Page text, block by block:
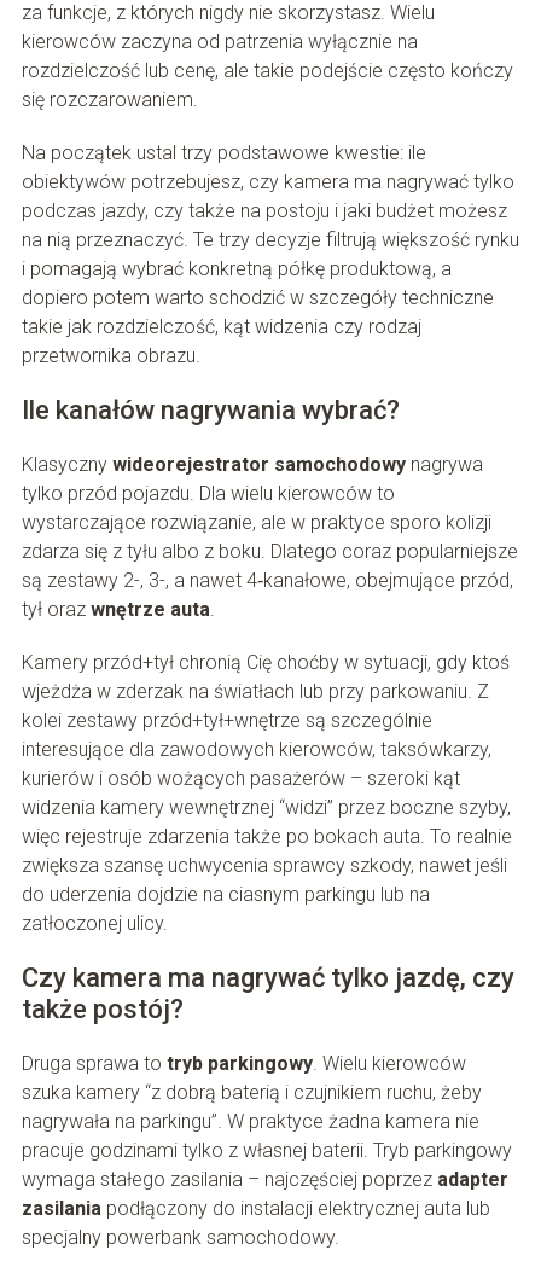
za funkcje, z których nigdy nie skorzystasz. Wielu
kierowców zaczyna od patrzenia wyłącznie na
rozdzielczość lub cenę, ale takie podejście często kończy
się rozczarowaniem.
Na początek ustal trzy podstawowe kwestie: ile
obiektywów potrzebujesz, czy kamera ma nagrywać tylko
podczas jazdy, czy także na postoju i jaki budżet możesz
na nią przeznaczyć. Te trzy decyzje filtrują większość rynku
i pomagają wybrać konkretną półkę produktową, a
dopiero potem warto schodzić w szczegóły techniczne
takie jak rozdzielczość, kąt widzenia czy rodzaj
przetwornika obrazu.
Ile kanałów nagrywania wybrać?
Klasyczny wideorejestrator samochodowynagrywa
tylko przód pojazdu. Dla wielu kierowców to
wystarczające rozwiązanie, ale w praktyce sporo kolizji
zdarza się z tyłu albo z boku. Dlatego coraz popularniejsze
są zestawy 2-, 3-, a nawet 4‑kanałowe, obejmujące przód,
tył oraz wnętrze auta.
Kamery przód+tył chronią Cię choćby w sytuacji, gdy ktoś
wjeżdża w zderzak na światłach lub przy parkowaniu. Z
kolei zestawy przód+tył+wnętrze są szczególnie
interesujące dla zawodowych kierowców, taksówkarzy,
kurierów i osób wożących pasażerów – szeroki kąt
widzenia kamery wewnętrznej “widzi” przez boczne szyby,
więc rejestruje zdarzenia także po bokach auta. To realnie
zwiększa szansę uchwycenia sprawcy szkody, nawet jeśli
do uderzenia dojdzie na ciasnym parkingu lub na
zatłoczonej ulicy.
Czy kamera ma nagrywać tylko jazdę, czy
także postój?
Druga sprawa to tryb parkingowy. Wielu kierowców
szuka kamery “z dobrą baterią i czujnikiem ruchu, żeby
nagrywała na parkingu”. W praktyce żadna kamera nie
pracuje godzinami tylko z własnej baterii. Tryb parkingowy
wymaga stałego zasilania – najczęściej poprzez adapter
zasilaniapodłączony do instalacji elektrycznej auta lub
specjalny powerbank samochodowy.